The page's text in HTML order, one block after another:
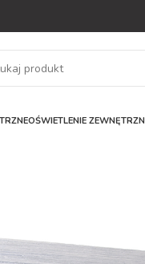
OŚWIETLENIE